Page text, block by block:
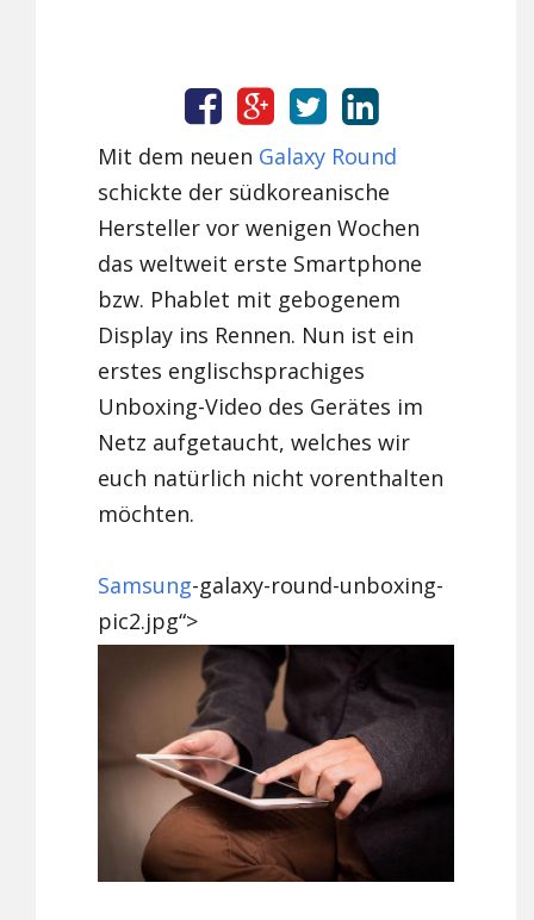
Mit dem neuen Galaxy Round
schickte der südkoreanische
Hersteller vor wenigen Wochen
das weltweit erste Smartphone
bzw. Phablet mit gebogenem
Display ins Rennen. Nun ist ein
erstes englischsprachiges
Unboxing-Video des Gerätes im
Netz aufgetaucht, welches wir
euch natürlich nicht vorenthalten
möchten.
Samsung-galaxy-round-unboxing-
pic2.jpg“>